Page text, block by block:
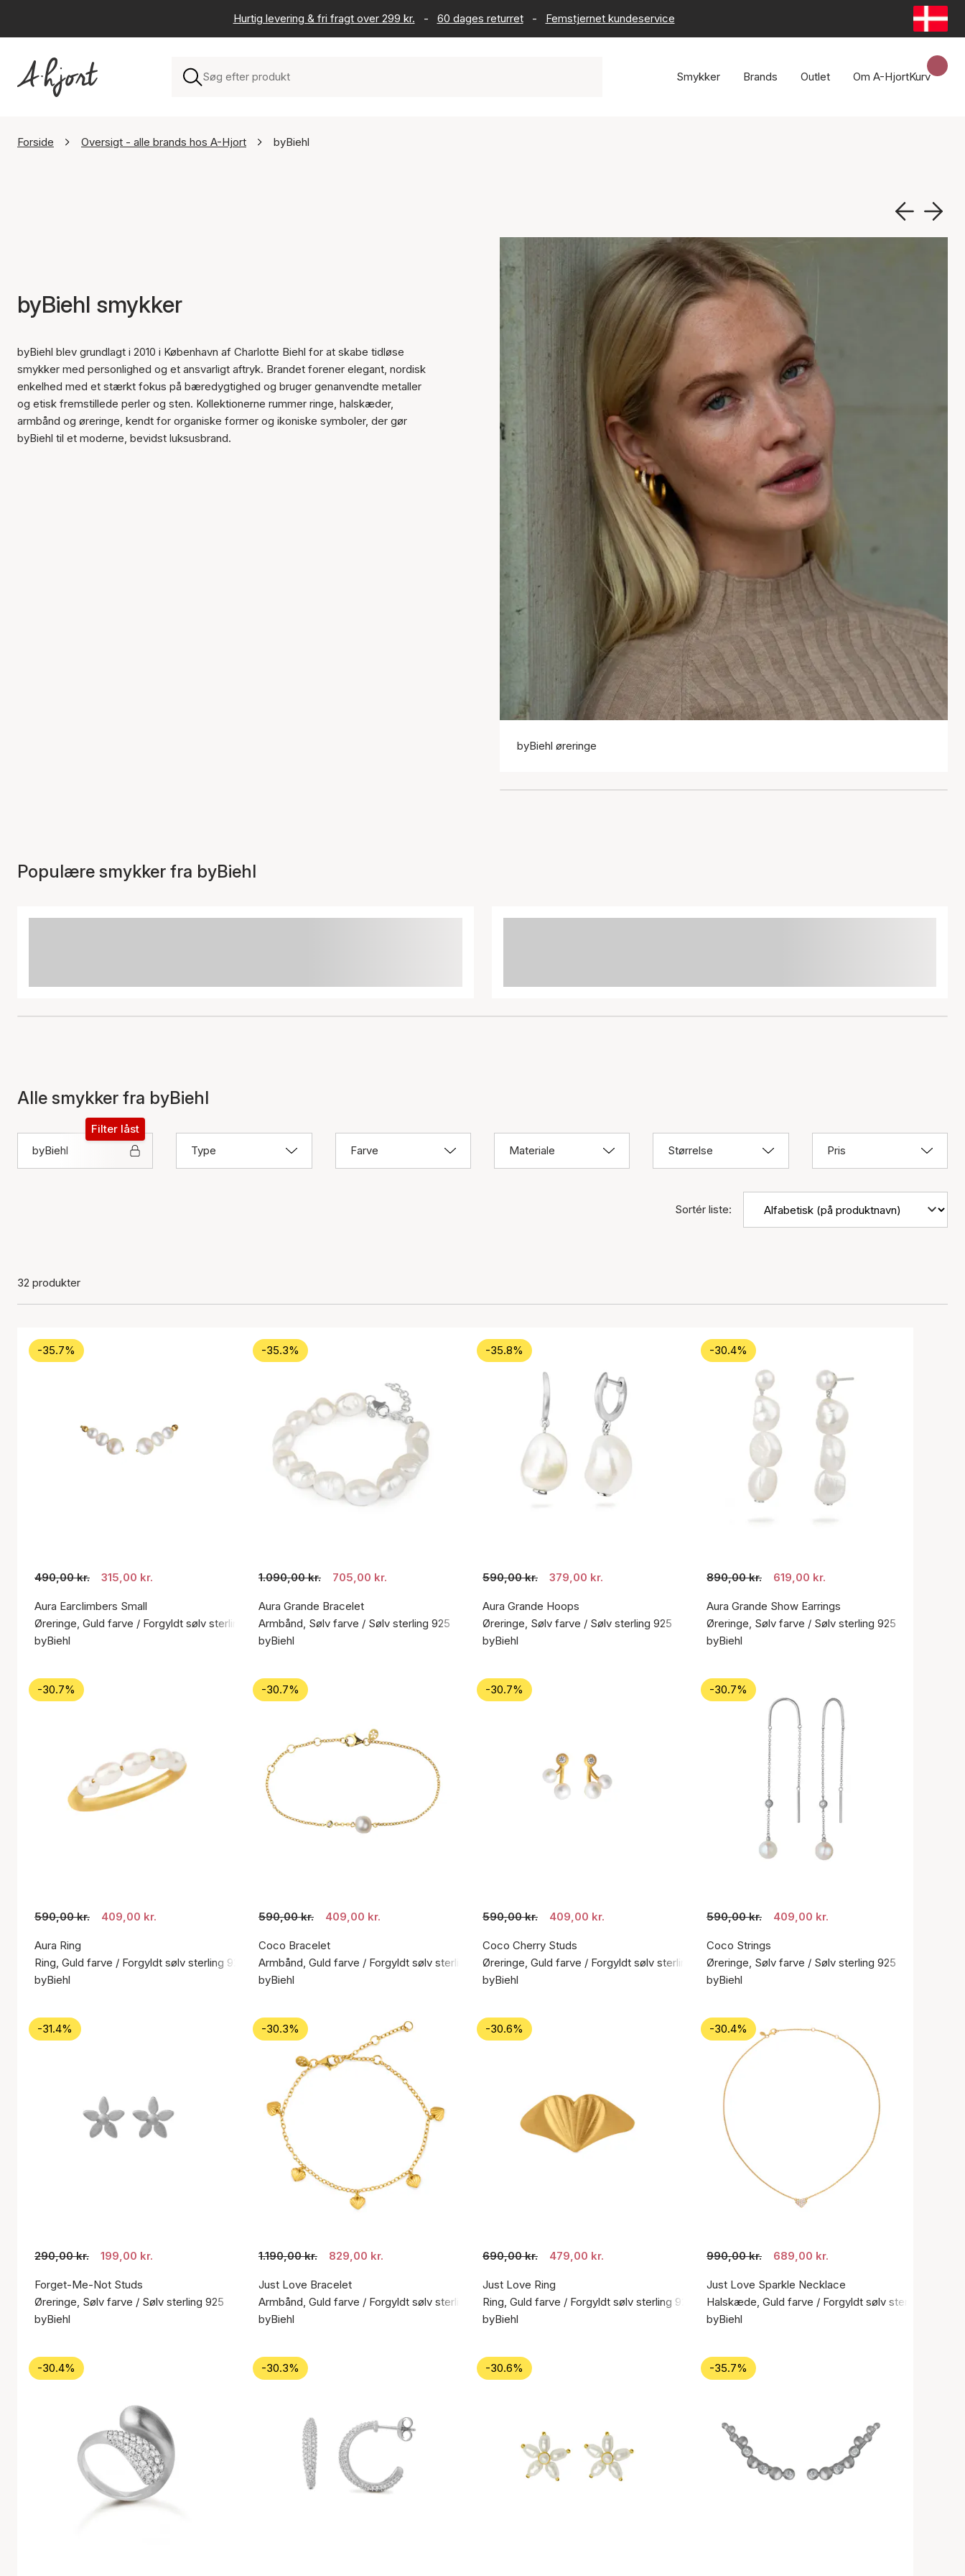
Hurtig levering & fri fragt over 299 kr. - 60 dages returret - Femstjernet kundeservice
Smykker Brands Outlet Om A-HjortKurv
Forside Oversigt - alle brands hos A-Hjort byBiehl
byBiehl smykker
byBiehl blev grundlagt i 2010 i København af Charlotte Biehl for at skabe tidløse
smykker med personlighed og et ansvarligt aftryk. Brandet forener elegant, nordisk
enkelhed med et stærkt fokus på bæredygtighed og bruger genanvendte metaller
og etisk fremstillede perler og sten. Kollektionerne rummer ringe, halskæder,
armbånd og øreringe, kendt for organiske former og ikoniske symboler, der gør
byBiehl til et moderne, bevidst luksusbrand.
byBiehl øreringe
Populære smykker fra byBiehl
Alle smykker fra byBiehl
byBiehl
Filter låst
Type
Farve Materiale Størrelse Pris
Sortér liste:
32 produkter
-35.7%
490,00 kr. 315,00 kr.
Aura Earclimbers Small
Øreringe, Guld farve / Forgyldt sølv sterling 925
byBiehl
-35.3%
1.090,00 kr. 705,00 kr.
Aura Grande Bracelet
Armbånd, Sølv farve / Sølv sterling 925
byBiehl
-35.8%
590,00 kr. 379,00 kr.
Aura Grande Hoops
Øreringe, Sølv farve / Sølv sterling 925
byBiehl
-30.4%
890,00 kr. 619,00 kr.
Aura Grande Show Earrings
Øreringe, Sølv farve / Sølv sterling 925
byBiehl
-30.7%
590,00 kr. 409,00 kr.
Aura Ring
Ring, Guld farve / Forgyldt sølv sterling 925
byBiehl
-30.7%
590,00 kr. 409,00 kr.
Coco Bracelet
Armbånd, Guld farve / Forgyldt sølv sterling 925
byBiehl
-30.7%
590,00 kr. 409,00 kr.
Coco Cherry Studs
Øreringe, Guld farve / Forgyldt sølv sterling 925
byBiehl
-30.7%
590,00 kr. 409,00 kr.
Coco Strings
Øreringe, Sølv farve / Sølv sterling 925
byBiehl
-31.4%
290,00 kr. 199,00 kr.
Forget-Me-Not Studs
Øreringe, Sølv farve / Sølv sterling 925
byBiehl
-30.3%
1.190,00 kr. 829,00 kr.
Just Love Bracelet
Armbånd, Guld farve / Forgyldt sølv sterling 925
byBiehl
-30.6%
690,00 kr. 479,00 kr.
Just Love Ring
Ring, Guld farve / Forgyldt sølv sterling 925
byBiehl
-30.4%
990,00 kr. 689,00 kr.
Just Love Sparkle Necklace
Halskæde, Guld farve / Forgyldt sølv sterling 925
byBiehl
-30.4% -30.3% -30.6% -35.7%